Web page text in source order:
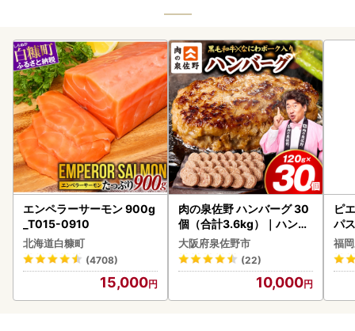
エンペラーサーモン 900g
_T015-0910
北海道白糠町
(4708)
15,000
肉の泉佐野 ハンバーグ 30
個（合計3.6kg）｜ハンバ
ーグ 訳あり 黒毛和牛×なに
わポーク
大阪府泉佐野市
(22)
10,000
ピ
パ
福